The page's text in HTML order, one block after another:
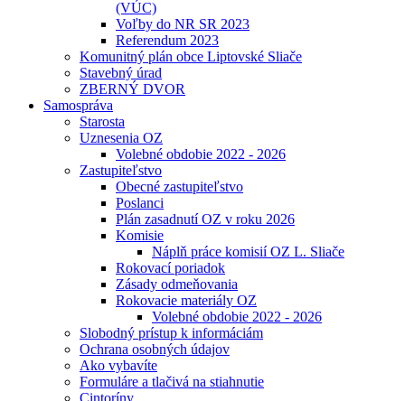
(VÚC)
Voľby do NR SR 2023
Referendum 2023
Komunitný plán obce Liptovské Sliače
Stavebný úrad
ZBERNÝ DVOR
Samospráva
Starosta
Uznesenia OZ
Volebné obdobie 2022 - 2026
Zastupiteľstvo
Obecné zastupiteľstvo
Poslanci
Plán zasadnutí OZ v roku 2026
Komisie
Náplň práce komisií OZ L. Sliače
Rokovací poriadok
Zásady odmeňovania
Rokovacie materiály OZ
Volebné obdobie 2022 - 2026
Slobodný prístup k informáciám
Ochrana osobných údajov
Ako vybavíte
Formuláre a tlačivá na stiahnutie
Cintoríny